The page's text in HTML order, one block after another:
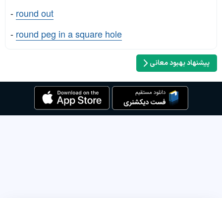
- round out
- round peg in a square hole
پیشنهاد بهبود معانی